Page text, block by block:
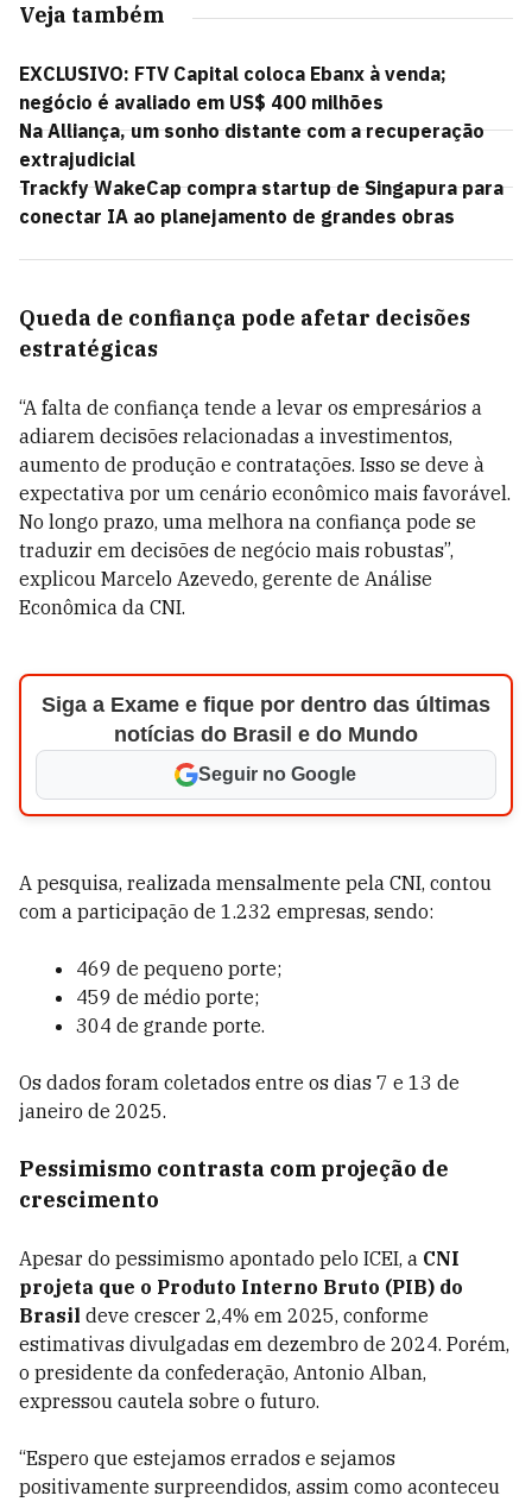
Veja também
EXCLUSIVO: FTV Capital coloca Ebanx à venda;
negócio é avaliado em US$ 400 milhões
Na Alliança, um sonho distante com a recuperação
extrajudicial
Trackfy WakeCap compra startup de Singapura para
conectar IA ao planejamento de grandes obras
Queda de confiança pode afetar decisões
estratégicas
“A falta de confiança tende a levar os empresários a
adiarem decisões relacionadas a investimentos,
aumento de produção e contratações. Isso se deve à
expectativa por um cenário econômico mais favorável.
No longo prazo, uma melhora na confiança pode se
traduzir em decisões de negócio mais robustas”,
explicou Marcelo Azevedo, gerente de Análise
Econômica da CNI.
Siga a Exame e fique por dentro das últimas
notícias do Brasil e do Mundo
Seguir no Google
A pesquisa, realizada mensalmente pela CNI, contou
com a participação de 1.232 empresas, sendo:
469 de pequeno porte;
459 de médio porte;
304 de grande porte.
Os dados foram coletados entre os dias 7 e 13 de
janeiro de 2025.
Pessimismo contrasta com projeção de
crescimento
Apesar do pessimismo apontado pelo ICEI, a CNI
projeta que o Produto Interno Bruto (PIB) do
Brasil deve crescer 2,4% em 2025, conforme
estimativas divulgadas em dezembro de 2024. Porém,
o presidente da confederação, Antonio Alban,
expressou cautela sobre o futuro.
“Espero que estejamos errados e sejamos
positivamente surpreendidos, assim como aconteceu